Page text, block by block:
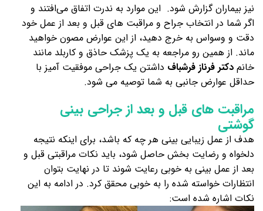
نیز بیماران گزارش شود. این موارد به ندرت اتفاق می‌افتند و
اگر شما در انتخاب جراح و مراقبت های قبل و بعد از عمل خود
دقت و وسواس به خرج دهید، از این عوارض مصون خواهید
ماند. از همین رو مراجعه به یک پزشک حاذق و کاربلد مانند
خانم دکتر فرناز فرشباف داشتن یک جراحی موفقیت آمیز با
حداقل عوارض جانبی به شما توصیه می شود.
مراقبت های قبل و بعد از جراحی بینی
گوشتی
هدف از عمل زیبایی بینی هر چه که باشد، برای اینکه نتیجه
دلخواه و رضایت بخش حاصل شود، باید نکات مراقبتی قبل و
بعد از عمل بینی به خوبی رعایت شوند تا در نهایت بتوان
انتظارات خواسته شده را به خوبی محقق کرد. در ادامه به این
نکات اشاره شده است: